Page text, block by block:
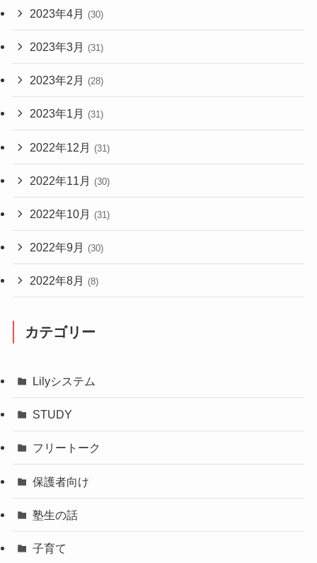
2023年4月 (30)
2023年3月 (31)
2023年2月 (28)
2023年1月 (31)
2022年12月 (31)
2022年11月 (30)
2022年10月 (31)
2022年9月 (30)
2022年8月 (8)
カテゴリー
Lilyシステム
STUDY
フリートーク
保護者向け
塾生の話
子育て